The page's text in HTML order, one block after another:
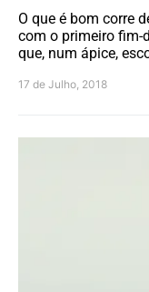
O que é bom corre
com o primeiro fim-
que, num ápice,
17 de Julho, 2018